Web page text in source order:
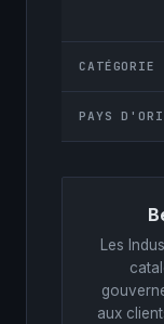
CATÉGORIE
PAYS
Les
aux